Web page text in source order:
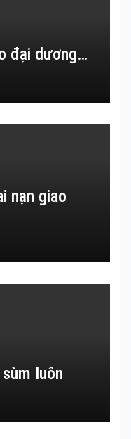
đại dương…
nạn giao
luôn